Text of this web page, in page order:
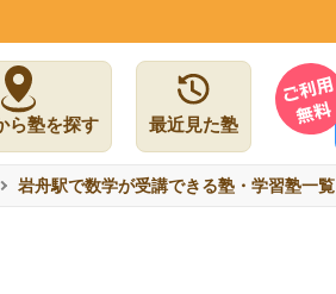
ら塾を探す 最近見た塾
岩舟駅で数学が受講できる塾・学習塾一覧